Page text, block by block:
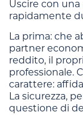
Uscire con una
rapidamente
La prima: che
partner
reddito, il
professionale.
carattere:
La sicurezza,
questione di